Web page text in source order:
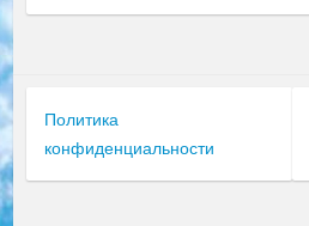
Политика
конфиденциальности